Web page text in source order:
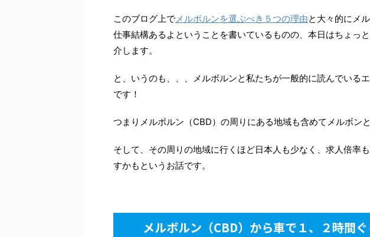
このブログ上でメルボルンを選ぶべき５つの理由と大々的にメ
仕事結構あるよということを書いているものの、本日はちょっ
介します。
と、いうのも、、、メルボルンと私たちが一般的に読んでいる
です！
つまりメルボルン（CBD）の周りにある地域も含めてメルボン
そして、その周りの地域に行くほど日本人も少なく、求人倍率
すかもというお話です。
メルボルン（CBD）から車で１、２時間